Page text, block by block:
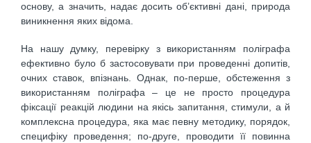
основу, а значить, надає досить об’єктивні дані, природа
виникнення яких відома.
На нашу думку, перевірку з використанням поліграфа
ефективно було б застосовувати при проведенні допитів,
очних ставок, впізнань. Однак, по-перше, обстеження з
використанням поліграфа – це не просто процедура
фіксації реакцій людини на якісь запитання, стимули, а й
комплексна процедура, яка має певну методику, порядок,
специфіку проведення; по-друге, проводити її повинна